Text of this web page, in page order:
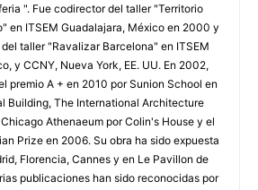
". Fue codirector del taller "Territorio
en ITSEM Guadalajara, México en 2000 y
taller "Ravalizar Barcelona" en ITSEM
y CCNY, Nueva York, EE. UU. En 2002,
premio A + en 2010 por Sunion School en
Building, The International Architecture
Athenaeum por Colin's House y el
Prize en 2006. Su obra ha sido expuesta
Florencia, Cannes y en Le Pavillon de
publicaciones han sido reconocidas por